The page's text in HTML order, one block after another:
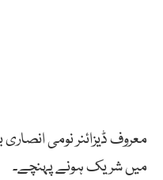
معروف ڈیزائنر نومی
میں شریک ہونے پہنچے۔